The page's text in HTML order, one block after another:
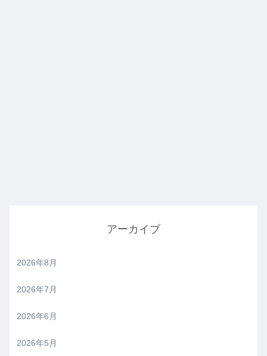
アーカイブ
2026年8月
2026年7月
2026年6月
2026年5月